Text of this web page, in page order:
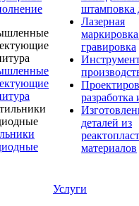
штамповка
Лазерная
гравировка
разработка
деталей из
материалов
Услуги